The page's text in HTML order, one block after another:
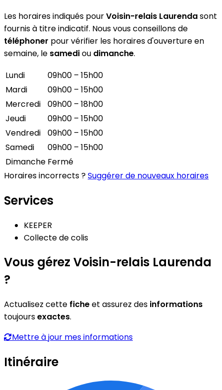
Les horaires indiqués pourVoisin-relais Laurendasont
fournis à titre indicatif. Nous vous conseillons de
téléphoner pour vérifier les horaires d'ouverture en
semaine, le samediou dimanche.
Lundi
09h00 – 15h00
Mardi
09h00 – 15h00
Mercredi
09h00 – 18h00
Jeudi
09h00 – 15h00
Vendredi
09h00 – 15h00
Samedi
09h00 – 15h00
Dimanche Fermé
Horaires incorrects ?Suggérer de nouveaux horaires
Services
KEEPER
Collecte de colis
Vous gérez Voisin-relais Laurenda
?
Actualisez cette ficheet assurez des informations
toujoursexactes.
Mettre à jour mes informations
Itinéraire